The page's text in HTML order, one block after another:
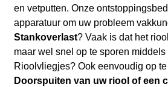
en vetputten. Onze
apparatuur om uw probleem
Stankoverlast? Vaak is dat het
maar wel snel op te sporen middels
Rioolvliegjes? Ook eenvoudig op
Doorspuiten van uw riool of een